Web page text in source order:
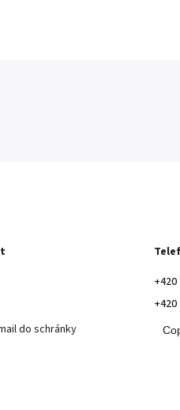
do schránky
+420
+420